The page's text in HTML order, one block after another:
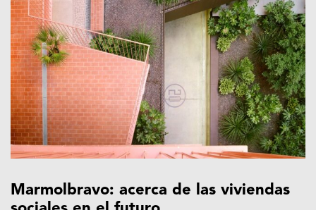
Marmolbravo: acerca de las viviendas